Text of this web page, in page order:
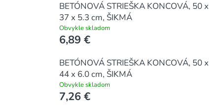
BETÓNOVÁ STRIEŠKA KONCOVÁ, 50 x
37 x 5.3 cm, ŠIKMÁ
Obvykle skladom
6,89 €
BETÓNOVÁ STRIEŠKA KONCOVÁ, 50 x
44 x 6.0 cm, ŠIKMÁ
Obvykle skladom
7,26 €